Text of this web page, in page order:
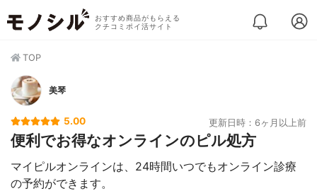
おすすめ商品がもらえる
クチコミポイ活サイト
TOP
美琴
5.00 更新日時：6ヶ月以上前
便利でお得なオンラインのピル処方
マイピルオンラインは、24時間いつでもオンライン診療
の予約ができます。